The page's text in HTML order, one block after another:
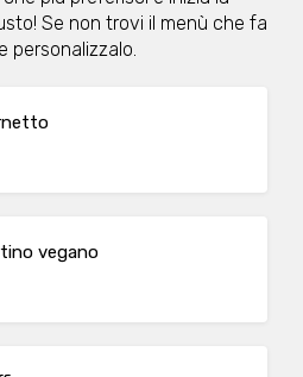
Se non trovi il menù che fa
personalizzalo.
vegano